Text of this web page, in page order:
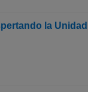
la